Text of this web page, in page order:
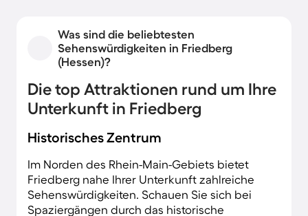
Was sind die beliebtesten
Sehenswürdigkeiten in Friedberg
(Hessen)?
Die top Attraktionen rund um Ihre
Unterkunft in Friedberg
Historisches Zentrum
Im Norden des Rhein-Main-Gebiets bietet
Friedberg nahe Ihrer Unterkunft zahlreiche
Sehenswürdigkeiten. Schauen Sie sich bei
Spaziergängen durch das historische